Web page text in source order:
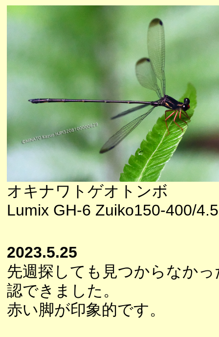
オキナワトゲオトンボ
Lumix GH-6 Zuiko150-400/4.5
2023.5.25
先週探しても見つからなか
認できました。
赤い脚が印象的です。